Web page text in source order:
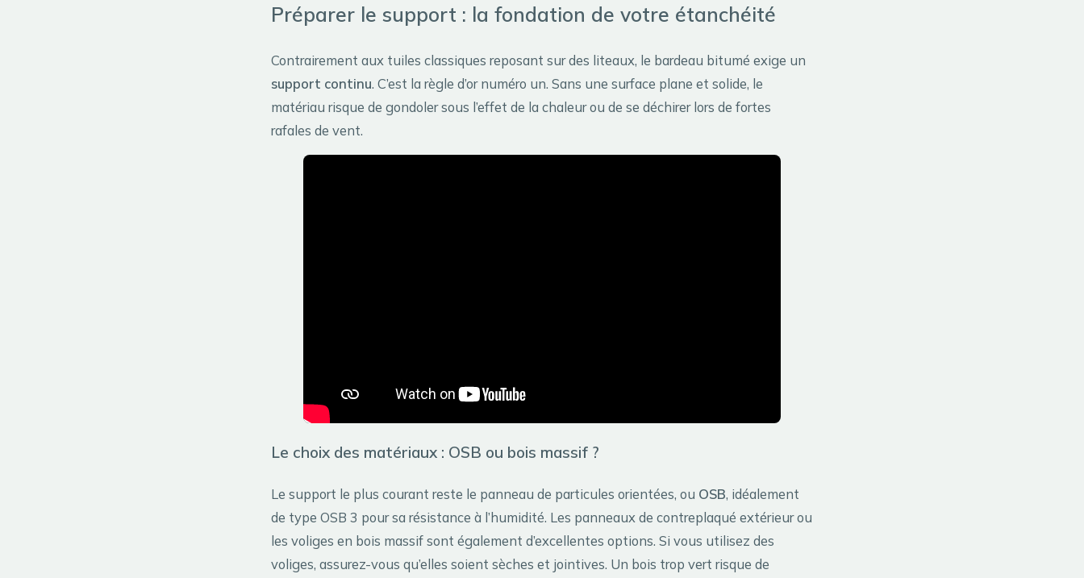
Préparer le support : la fondation de votre étanchéité
Contrairement aux tuiles classiques reposant sur des liteaux, le bardeau bitumé exige un
support continu. C’est la règle d’or numéro un. Sans une surface plane et solide, le
matériau risque de gondoler sous l’effet de la chaleur ou de se déchirer lors de fortes
rafales de vent.
Le choix des matériaux : OSB ou bois massif ?
Le support le plus courant reste le panneau de particules orientées, ou OSB, idéalement
de type OSB 3 pour sa résistance à l’humidité. Les panneaux de contreplaqué extérieur ou
les voliges en bois massif sont également d’excellentes options. Si vous utilisez des
voliges, assurez-vous qu’elles soient sèches et jointives. Un bois trop vert risque de